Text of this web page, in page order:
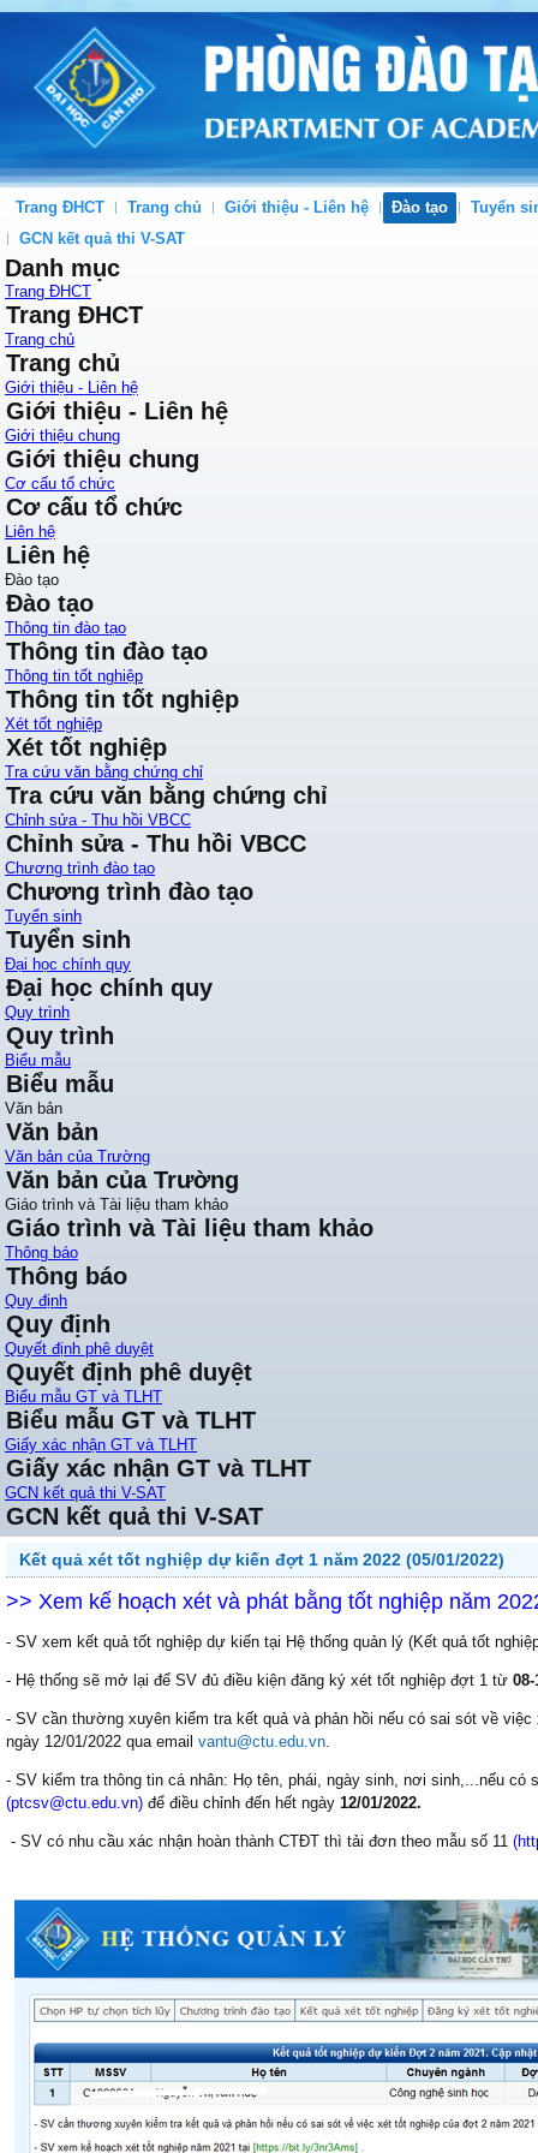
Trang ĐHCT Trang chủ Giới thiệu - Liên hệ Đào tạo
Tuyển
GCN kết quả thi V-SAT
Danh mục
Trang ĐHCT
Trang ĐHCT
Trang chủ
Trang chủ
Giới thiệu - Liên hệ
Giới thiệu - Liên hệ
Giới thiệu chung
Giới thiệu chung
Cơ cấu tổ chức
Cơ cấu tổ chức
Liên hệ
Liên hệ
Đào tạo
Đào tạo
Thông tin đào tạo
Thông tin đào tạo
Thông tin tốt nghiệp
Thông tin tốt nghiệp
Xét tốt nghiệp
Xét tốt nghiệp
Tra cứu văn bằng chứng chỉ
Tra cứu văn bằng chứng chỉ
Chỉnh sửa - Thu hồi VBCC
Chỉnh sửa - Thu hồi VBCC
Chương trình đào tạo
Chương trình đào tạo
Tuyển sinh
Tuyển sinh
Đại học chính quy
Đại học chính quy
Quy trình
Quy trình
Biểu mẫu
Biểu mẫu
Văn bản
Văn bản
Văn bản của Trường
Văn bản của Trường
Giáo trình và Tài liệu tham khảo
Giáo trình và Tài liệu tham khảo
Thông báo
Thông báo
Quy định
Quy định
Quyết định phê duyệt
Quyết định phê duyệt
Biểu mẫu GT và TLHT
Biểu mẫu GT và TLHT
Giấy xác nhận GT và TLHT
Giấy xác nhận GT và TLHT
GCN kết quả thi V-SAT
GCN kết quả thi V-SAT
Kết quả xét tốt nghiệp dự kiến đợt 1 năm 2022 (05/01/2022)
>> Xem kế hoạch xét và phát bằng tốt nghiệp năm
- SV xem kết quả tốt nghiệp dự kiến tại Hệ thống quản lý (Kết quả tốt
- Hệ thống sẽ mở lại để SV đủ điều kiện đăng ký xét tốt nghiệp đợt 1 từ 08-
- SV cần thường xuyên kiểm tra kết quả và phản hồi nếu có sai sót về
ngày 12/01/2022 qua email vantu@ctu.edu.vn.
- SV kiểm tra thông tin cá nhân: Họ tên, phái, ngày sinh, nơi sinh,...nếu có
(ptcsv@ctu.edu.vn) để điều chỉnh đến hết ngày 12/01/2022.
- SV có nhu cầu xác nhận hoàn thành CTĐT thì tải đơn theo mẫu số 11 (